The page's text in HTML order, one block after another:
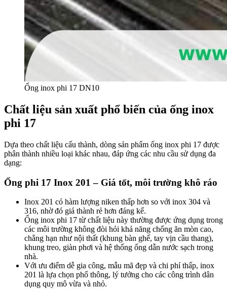
Ống inox phi 17 DN10
Chất liệu sản xuất phổ biến của ống inox
phi 17
Dựa theo chất liệu cấu thành, dòng sản phẩm ống inox phi 17 được
phân thành nhiều loại khác nhau, đáp ứng các nhu cầu sử dụng đa
dạng:
Ống phi 17 Inox 201 – Giá tốt, môi trường khô ráo
Inox 201 có hàm lượng niken thấp hơn so với inox 304 và
316, nhờ đó giá thành rẻ hơn đáng kể.
Ống inox phi 17 từ chất liệu này thường được ứng dụng trong
các môi trường không đòi hỏi khả năng chống ăn mòn cao,
chẳng hạn như nội thất (khung bàn ghế, tay vịn cầu thang),
khung treo, giàn phơi và hệ thống ống dẫn nước sạch trong
nhà.
Với ưu điểm dễ gia công, mẫu mã đẹp và chi phí thấp, inox
201 là lựa chọn phổ thông, lý tưởng cho các công trình dân
dụng quy mô vừa và nhỏ.